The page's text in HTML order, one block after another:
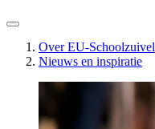
Over EU-Schoolzuivel
Nieuws en inspiratie